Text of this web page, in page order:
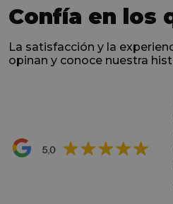
Confía en los
La satisfacción y la
opinan y conoce nuestra
premio de su vida.
por todo.